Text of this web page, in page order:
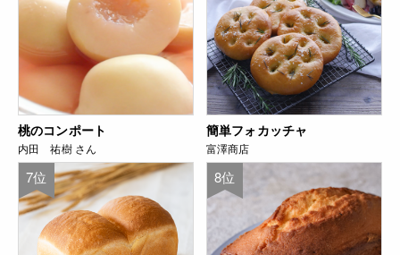
桃のコンポート
内田 祐樹 さん
簡単フォカッチャ
富澤商店
7位 8位